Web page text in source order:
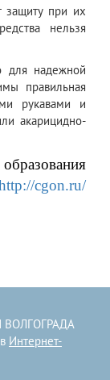
защиту при их
нельзя
для надежной
правильная
рукавами и
акарицидно-
cgon.ru/
Интернет-